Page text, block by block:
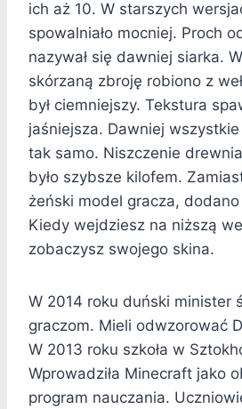
ich aż 10. W starszych
spowalniało mocniej. Proch
nazywał się dawniej siarka.
skórzaną zbroję robiono z
był ciemniejszy. Tekstura
jaśniejsza. Dawniej
tak samo. Niszczenie
było szybsze kilofem.
żeński model gracza,
Kiedy wejdziesz na niższą
zobaczysz swojego skina.
W 2014 roku duński minister
graczom. Mieli odwzorować
W 2013 roku szkoła w
Wprowadziła Minecraft jako
program nauczania.